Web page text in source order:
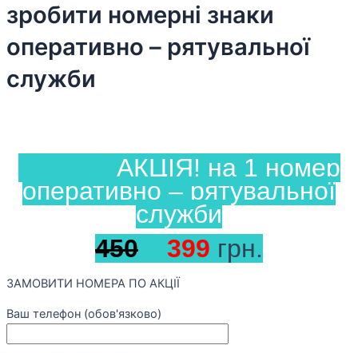
зробити номерні знаки
оперативно – рятувальної
служби
АКЦІЯ! на 1 номер
оперативно – рятувальної
служби
450
399 грн.
ЗАМОВИТИ НОМЕРА ПО АКЦІЇ
Ваш телефон (обов'язково)